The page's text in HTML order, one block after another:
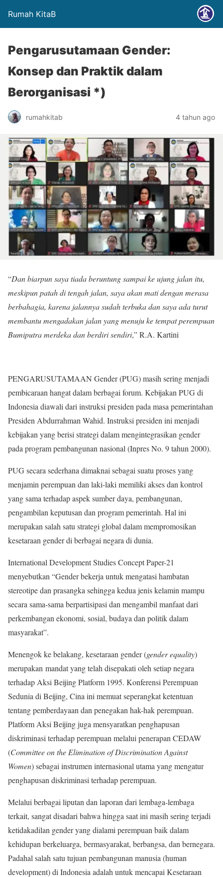
Rumah KitaB
Pengarusutamaan Gender:
Konsep dan Praktik dalam
Berorganisasi *)
rumahkitab 4 tahun ago
“Dan biarpun saya tiada beruntung sampai ke ujung jalan itu,
meskipun patah di tengah jalan, saya akan mati dengan merasa
berbahagia, karena jalannya sudah terbuka dan saya ada turut
membantu mengadakan jalan yang menuju ke tempat perempuan
Bumiputra merdeka dan berdiri sendiri,” R.A. Kartini
PENGARUSUTAMAAN Gender (PUG) masih sering menjadi
pembicaraan hangat dalam berbagai forum. Kebijakan PUG di
Indonesia diawali dari instruksi presiden pada masa pemerintahan
Presiden Abdurrahman Wahid. Instruksi presiden ini menjadi
kebijakan yang berisi strategi dalam mengintegrasikan gender
pada program pembangunan nasional (Inpres No. 9 tahun 2000).
PUG secara sederhana dimaknai sebagai suatu proses yang
menjamin perempuan dan laki-laki memiliki akses dan kontrol
yang sama terhadap aspek sumber daya, pembangunan,
pengambilan keputusan dan program pemerintah. Hal ini
merupakan salah satu strategi global dalam mempromosikan
kesetaraan gender di berbagai negara di dunia.
International Development Studies Concept Paper-21
menyebutkan “Gender bekerja untuk mengatasi hambatan
stereotipe dan prasangka sehingga kedua jenis kelamin mampu
secara sama-sama berpartisipasi dan mengambil manfaat dari
perkembangan ekonomi, sosial, budaya dan politik dalam
masyarakat”.
Menengok ke belakang, kesetaraan gender (gender equality)
merupakan mandat yang telah disepakati oleh setiap negara
terhadap Aksi Beijing Platform 1995. Konferensi Perempuan
Sedunia di Beijing, Cina ini memuat seperangkat ketentuan
tentang pemberdayaan dan penegakan hak-hak perempuan.
Platform Aksi Beijing juga mensyaratkan penghapusan
diskriminasi terhadap perempuan melalui penerapan CEDAW
(Committee on the Elimination of Discrimination Against
Women) sebagai instrumen internasional utama yang mengatur
penghapusan diskriminasi terhadap perempuan.
Melalui berbagai liputan dan laporan dari lembaga-lembaga
terkait, sangat disadari bahwa hingga saat ini masih sering terjadi
ketidakadilan gender yang dialami perempuan baik dalam
kehidupan berkeluarga, bermasyarakat, berbangsa, dan bernegara.
Padahal salah satu tujuan pembangunan manusia (human
development) di Indonesia adalah untuk mencapai Kesetaraan